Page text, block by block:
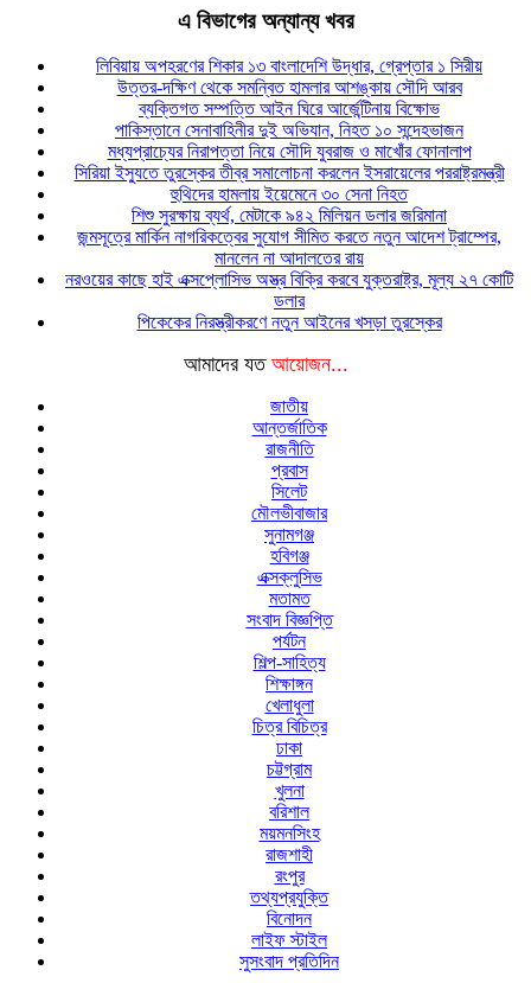
এ বিভাগের অন্যান্য খবর
লিবিয়ায় অপহরণের শিকার ১৩ বাংলাদেশি উদ্ধার, গ্রেপ্তার ১ সিরীয়
উত্তর-দক্ষিণ থেকে সমন্বিত হামলার আশঙ্কায় সৌদি আরব
ব্যক্তিগত সম্পত্তি আইন ঘিরে আর্জেন্টিনায় বিক্ষোভ
পাকিস্তানে সেনাবাহিনীর দুই অভিযান, নিহত ১০ সন্দেহভাজন
মধ্যপ্রাচ্যের নিরাপত্তা নিয়ে সৌদি যুবরাজ ও মাখোঁর ফোনালাপ
সিরিয়া ইস্যুতে তুরস্কের তীব্র সমালোচনা করলেন ইসরায়েলের পররাষ্ট্রমন্ত্রী
হুথিদের হামলায় ইয়েমেনে ৩০ সেনা নিহত
শিশু সুরক্ষায় ব্যর্থ, মেটাকে ৯৪২ মিলিয়ন ডলার জরিমানা
জন্মসূত্রে মার্কিন নাগরিকত্বের সুযোগ সীমিত করতে নতুন আদেশ ট্রাম্পের,
মানলেন না আদালতের রায়
নরওয়ের কাছে হাই এক্সপ্লোসিভ অস্ত্র বিক্রি করবে যুক্তরাষ্ট্র, মূল্য ২৭ কোটি
ডলার
পিকেকের নিরস্ত্রীকরণে নতুন আইনের খসড়া তুরস্কের
আমাদের যত আয়োজন...
জাতীয়
আন্তর্জাতিক
রাজনীতি
প্রবাস
সিলেট
মৌলভীবাজার
সুনামগঞ্জ
হবিগঞ্জ
এক্সক্লুসিভ
মতামত
সংবাদ বিজ্ঞপ্তি
পর্যটন
শিল্প-সাহিত্য
শিক্ষাঙ্গন
খেলাধুলা
চিত্র বিচিত্র
ঢাকা
চট্টগ্রাম
খুলনা
বরিশাল
ময়মনসিংহ
রাজশাহী
রংপুর
তথ্যপ্রযুক্তি
বিনোদন
লাইফ স্টাইল
সুসংবাদ প্রতিদিন